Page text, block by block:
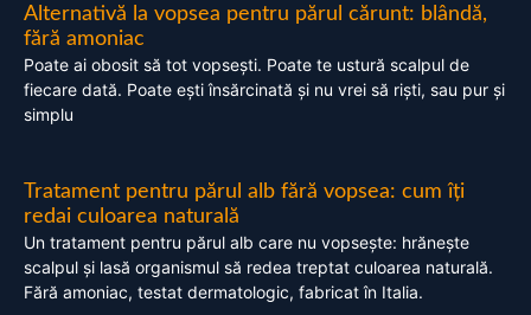
Alternativă la vopsea pentru părul cărunt: blândă,
fără amoniac
Poate ai obosit să tot vopsești. Poate te ustură scalpul de
fiecare dată. Poate ești însărcinată și nu vrei să riști, sau pur și
simplu
Tratament pentru părul alb fără vopsea: cum îți
redai culoarea naturală
Un tratament pentru părul alb care nu vopsește: hrănește
scalpul și lasă organismul să redea treptat culoarea naturală.
Fără amoniac, testat dermatologic, fabricat în Italia.